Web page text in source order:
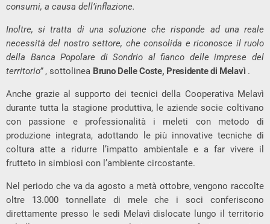
consumi, a causa dell’inflazione.
Inoltre, si tratta di una soluzione che risponde ad una reale
necessità del nostro settore, che consolida e riconosce il ruolo
della Banca Popolare di Sondrio al fianco delle imprese del
territorio” , sottolinea Bruno Delle Coste, Presidente di Melavì .
Anche grazie al supporto dei tecnici della Cooperativa Melavì
durante tutta la stagione produttiva, le aziende socie coltivano
con passione e professionalità i meleti con metodo di
produzione integrata, adottando le più innovative tecniche di
coltura atte a ridurre l’impatto ambientale e a far vivere il
frutteto in simbiosi con l’ambiente circostante.
Nel periodo che va da agosto a metà ottobre, vengono raccolte
oltre 13.000 tonnellate di mele che i soci conferiscono
direttamente presso le sedi Melavì dislocate lungo il territorio